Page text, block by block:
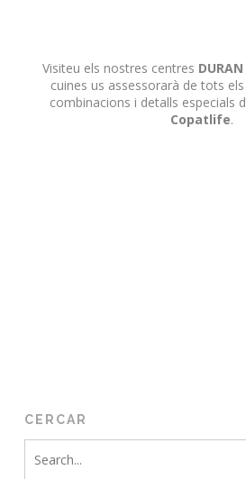
Visiteu els nostres centres DURAN
cuines us assessorarà de tots
combinacions i detalls especials
Copatlife.
CERCAR